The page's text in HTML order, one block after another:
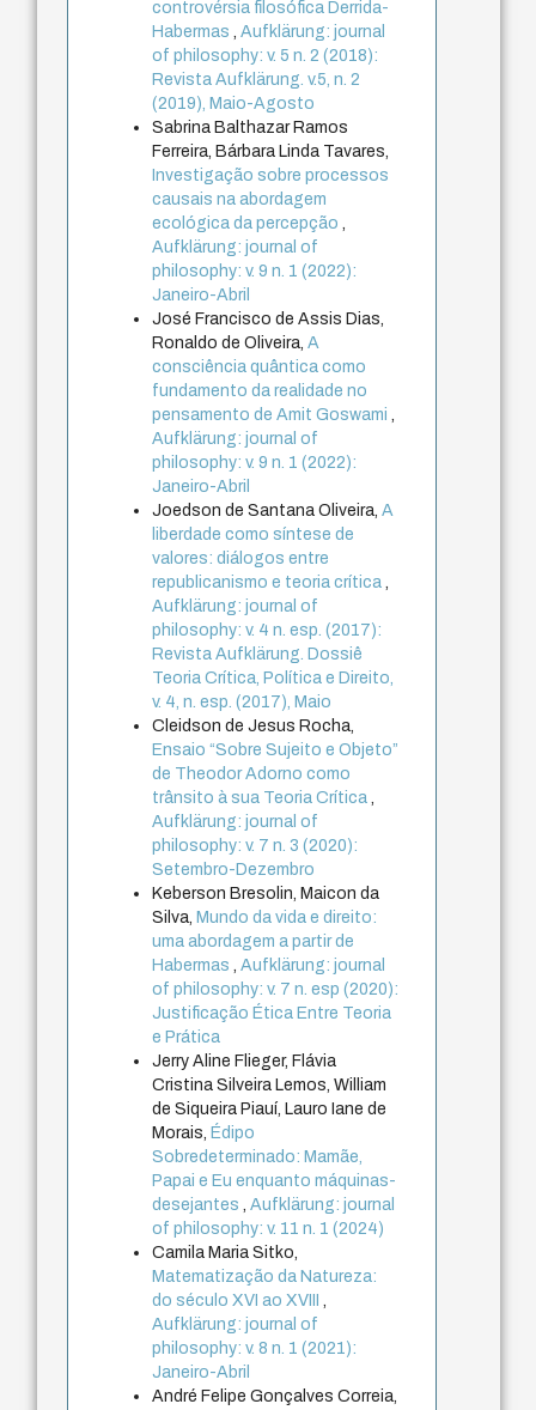
controvérsia filosófica Derrida-
Habermas,Aufklärung: journal
of philosophy: v. 5 n. 2 (2018):
Revista Aufklärung. v.5, n. 2
(2019), Maio-Agosto
Sabrina Balthazar Ramos
Ferreira, Bárbara Linda Tavares,
Investigação sobre processos
causais na abordagem
ecológica da percepção,
Aufklärung: journal of
philosophy: v. 9 n. 1 (2022):
Janeiro-Abril
José Francisco de Assis Dias,
Ronaldo de Oliveira,A
consciência quântica como
fundamento da realidade no
pensamento de Amit Goswami,
Aufklärung: journal of
philosophy: v. 9 n. 1 (2022):
Janeiro-Abril
Joedson de Santana Oliveira,A
liberdade como síntese de
valores: diálogos entre
republicanismo e teoria crítica,
Aufklärung: journal of
philosophy: v. 4 n. esp. (2017):
Revista Aufklärung. Dossiê
Teoria Crítica, Política e Direito,
v. 4, n. esp. (2017), Maio
Cleidson de Jesus Rocha,
Ensaio “Sobre Sujeito e Objeto”
de Theodor Adorno como
trânsito à sua Teoria Crítica,
Aufklärung: journal of
philosophy: v. 7 n. 3 (2020):
Setembro-Dezembro
Keberson Bresolin, Maicon da
Silva, Mundo da vida e direito:
uma abordagem a partir de
Habermas,Aufklärung: journal
of philosophy: v. 7 n. esp (2020):
Justificação Ética Entre Teoria
e Prática
Jerry Aline Flieger, Flávia
Cristina Silveira Lemos, William
de Siqueira Piauí, Lauro Iane de
Morais, Édipo
Sobredeterminado: Mamãe,
Papai e Eu enquanto máquinas-
desejantes,Aufklärung: journal
of philosophy: v. 11 n. 1 (2024)
Camila Maria Sitko,
Matematização da Natureza:
do século XVI ao XVIII,
Aufklärung: journal of
philosophy: v. 8 n. 1 (2021):
Janeiro-Abril
André Felipe Gonçalves Correia,